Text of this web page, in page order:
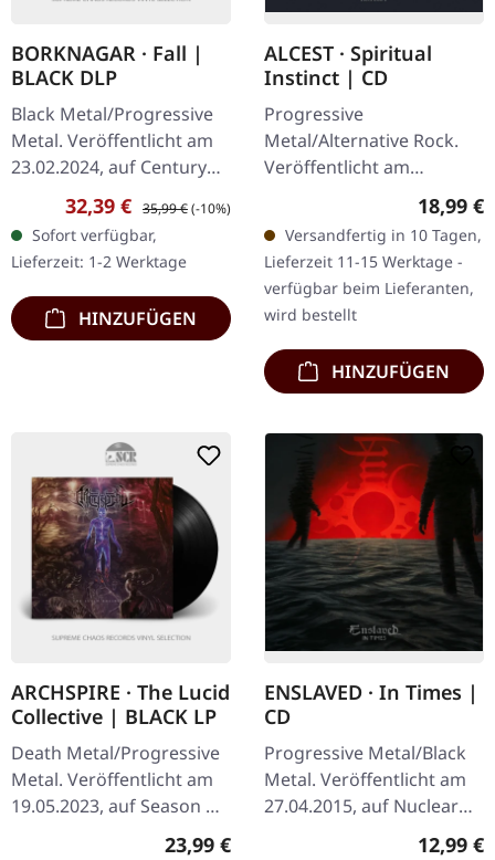
BORKNAGAR · Fall |
BLACK DLP
Black Metal/Progressive
Metal. Veröffentlicht am
23.02.2024, auf Century
Media Records.
Schwarzes Doppel-Vinyl
im Gatefold-Cover. Die
norwegischen…
Verkaufspreis:
32,39 € Regulärer Preis:
35,99 €(-10%)
Sofort verfügbar,
Lieferzeit: 1-2 Werktage
HINZUFÜGEN
ALCEST · Spiritual
Instinct | CD
Progressive
Metal/Alternative Rock.
Veröffentlicht am
25.10.2019, auf Nuclear
Blast Records. CD im
Jewelcase. Die
französischen Visionäre
Alcest…
18,99 €
Versandfertig in 10 Tagen,
Lieferzeit 11-15 Werktage -
verfügbar beim Lieferanten,
wird bestellt
HINZUFÜGEN
ARCHSPIRE · The Lucid
Collective | BLACK LP
Death Metal/Progressive
Metal. Veröffentlicht am
19.05.2023, auf Season Of
Mist. Schwarzes Vinyl mitRegulärer Preis:
23,99 €
ENSLAVED · In Times |
CD
Progressive Metal/Black
Metal. Veröffentlicht am
27.04.2015, auf Nuclear
Blast Records. CD im12,99 €